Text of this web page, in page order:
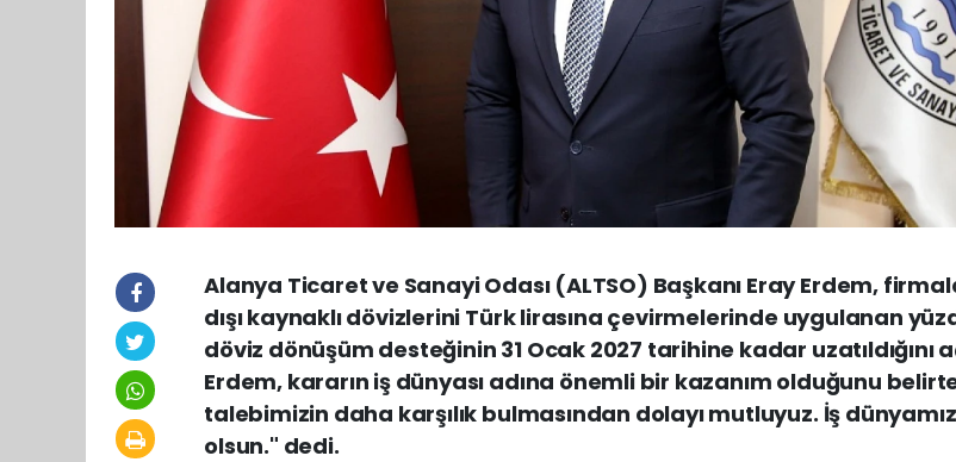
Alanya Ticaret ve Sanayi Odası (ALTSO) Başkanı Eray Erdem,
dışı kaynaklı dövizlerini Türk lirasına çevirmelerinde uygulanan
döviz dönüşüm desteğinin 31 Ocak 2027 tarihine kadar uzatıldığını
Erdem, kararın iş dünyası adına önemli bir kazanım olduğunu
talebimizin daha karşılık bulmasından dolayı mutluyuz. İş
olsun." dedi.